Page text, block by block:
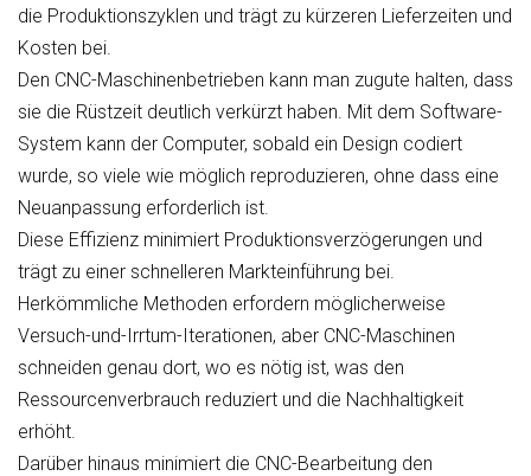
die Produktionszyklen und trägt zu kürzeren Lieferzeiten und
Kosten bei.
Den CNC-Maschinenbetrieben kann man zugute halten, dass
sie die Rüstzeit deutlich verkürzt haben. Mit dem Software-
System kann der Computer, sobald ein Design codiert
wurde, so viele wie möglich reproduzieren, ohne dass eine
Neuanpassung erforderlich ist.
Diese Effizienz minimiert Produktionsverzögerungen und
trägt zu einer schnelleren Markteinführung bei.
Herkömmliche Methoden erfordern möglicherweise
Versuch-und-Irrtum-Iterationen, aber CNC-Maschinen
schneiden genau dort, wo es nötig ist, was den
Ressourcenverbrauch reduziert und die Nachhaltigkeit
erhöht.
Darüber hinaus minimiert die CNC-Bearbeitung den